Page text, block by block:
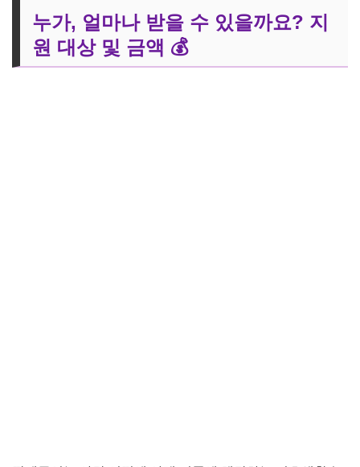
누가, 얼마나 받을 수 있을까요? 지
원 대상 및 금액 💰